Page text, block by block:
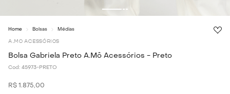
Bolsas Médias
A.MO ACESSÓRIOS
Bolsa Gabriela Preto A.Mô Acessórios - Preto
Cod: 45973-PRETO
R$ 1 .875,00